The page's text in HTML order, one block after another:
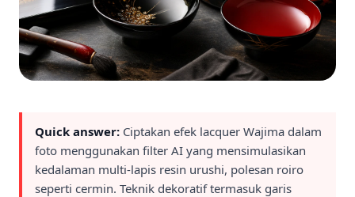
Quick answer: Ciptakan efek lacquer Wajima dalam
foto menggunakan filter AI yang mensimulasikan
kedalaman multi-lapis resin urushi, polesan roiro
seperti cermin. Teknik dekoratif termasuk garis